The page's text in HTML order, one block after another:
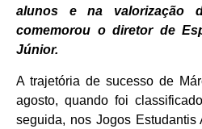
alunos e na valorização
comemorou o diretor de
Júnior.
A trajetória de sucesso de
agosto, quando foi
seguida, nos Jogos Estudantis